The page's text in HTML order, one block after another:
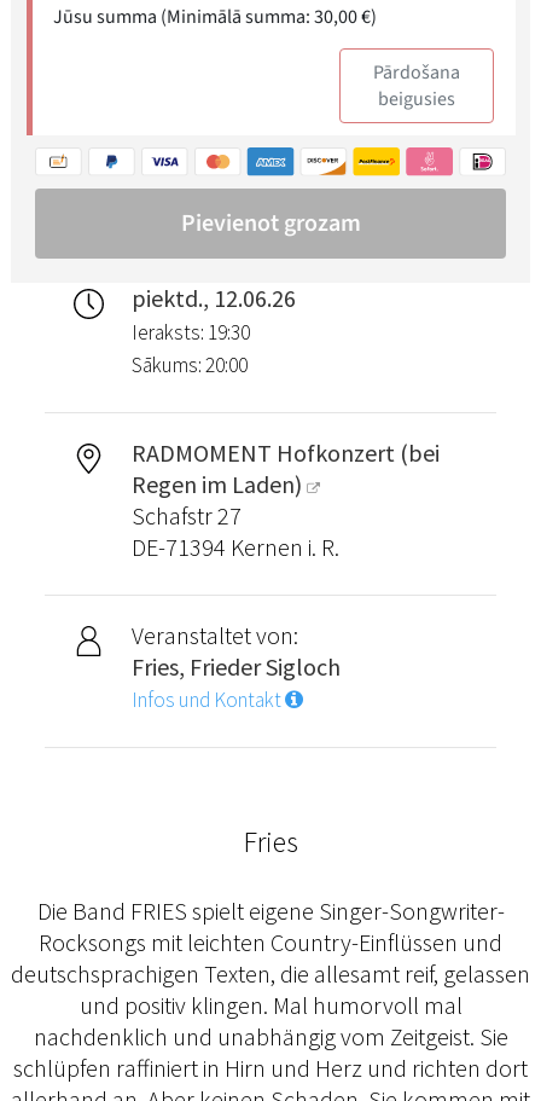
piektd., 12.06.26
Ieraksts: 19:30
Sākums: 20:00
RADMOMENT Hofkonzert (bei
Regen im Laden)
Schafstr 27
DE-71394 Kernen i. R.
Veranstaltet von:
Fries, Frieder Sigloch
Infos und Kontakt
Fries
Die Band FRIES spielt eigene Singer-Songwriter-
Rocksongs mit leichten Country-Einflüssen und
deutschsprachigen Texten, die allesamt reif, gelassen
und positiv klingen. Mal humorvoll mal
nachdenklich und unabhängig vom Zeitgeist. Sie
schlüpfen raffiniert in Hirn und Herz und richten dort